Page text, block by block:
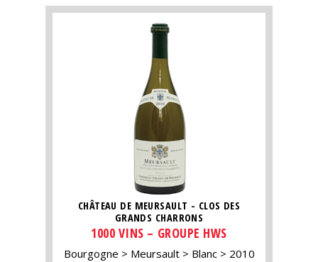
CHÂTEAU DE MEURSAULT - CLOS DES
GRANDS CHARRONS
1000 VINS – GROUPE HWS
Bourgogne Meursault Blanc 2010